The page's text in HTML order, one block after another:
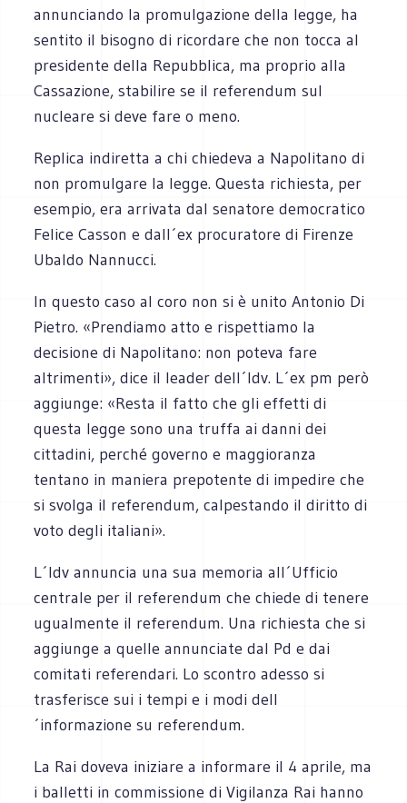
annunciando la promulgazione della legge, ha
sentito il bisogno di ricordare che non tocca al
presidente della Repubblica, ma proprio alla
Cassazione, stabilire se il referendum sul
nucleare si deve fare o meno.
Replica indiretta a chi chiedeva a Napolitano di
non promulgare la legge. Questa richiesta, per
esempio, era arrivata dal senatore democratico
Felice Casson e dall´ex procuratore di Firenze
Ubaldo Nannucci.
In questo caso al coro non si è unito Antonio Di
Pietro. «Prendiamo atto e rispettiamo la
decisione di Napolitano: non poteva fare
altrimenti», dice il leader dell´Idv. L´ex pm però
aggiunge: «Resta il fatto che gli effetti di
questa legge sono una truffa ai danni dei
cittadini, perché governo e maggioranza
tentano in maniera prepotente di impedire che
si svolga il referendum, calpestando il diritto di
voto degli italiani».
L´Idv annuncia una sua memoria all´Ufficio
centrale per il referendum che chiede di tenere
ugualmente il referendum. Una richiesta che si
aggiunge a quelle annunciate dal Pd e dai
comitati referendari. Lo scontro adesso si
trasferisce sui i tempi e i modi dell
´informazione su referendum.
La Rai doveva iniziare a informare il 4 aprile, ma
i balletti in commissione di Vigilanza Rai hanno